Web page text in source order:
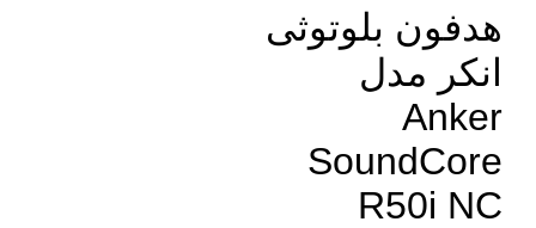
هدفون بلوتوثی
انکر مدل
Anker
SoundCore
R50i NC